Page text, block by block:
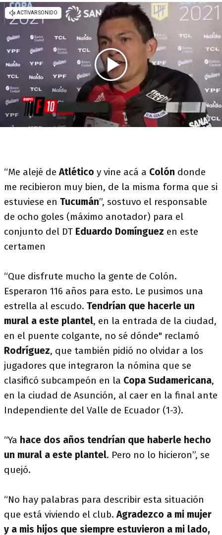
“Me alejé deAtlético y vine acá a Colón donde
me recibieron muy bien, de la misma forma que si
estuviese en Tucumán”, sostuvo el responsable
de ocho goles (máximo anotador) para el
conjunto del DT Eduardo Domínguez en este
certamen
“Que disfrute mucho la gente de Colón.
Esperaron 116 años para esto. Le pusimos una
estrella al escudo. Tendrían que hacerle un
mural a este plantel, en la entrada de la ciudad,
en el puente colgante, no sé dónde" reclamó
Rodríguez, que también pidió no olvidar a los
jugadores que integraron la nómina que se
clasificó subcampeón en la Copa Sudamericana,
en la ciudad de Asunción, al caer en la final ante
Independiente del Valle de Ecuador (1-3).
“Ya hace dos años tendrían que haberle hecho
un mural a este plantel. Pero no lo hicieron”, se
quejó.
“No hay palabras para describir esta situación
que está viviendo el club. Agradezco a mi mujer
y a mis hijos que siempre estuvieron a mi lado,